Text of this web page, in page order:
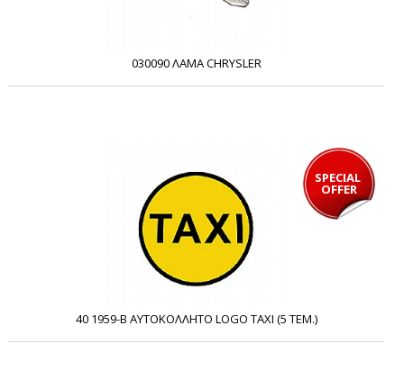
030090 ΛΑΜΑ CHRYSLER
SPECIAL
OFFER
40 1959-B ΑΥΤΟΚΟΛΛΗΤΟ LOGO TAXI (5 ΤΕΜ.)